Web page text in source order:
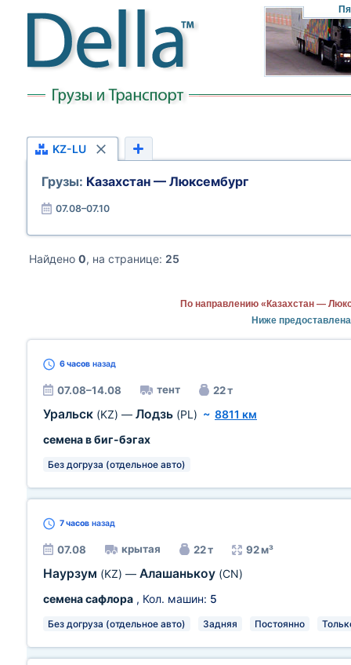
KZ-LU
Грузы: Казахстан — Люксембург
07.08–07.10
Найдено 0, на странице: 25
По направлению «Казахстан —
Ниже
6 часов назад
07.08–14.08 тент 22 т
Уральск (KZ) — Лодзь (PL) ~ 8811 км
семена в биг-бэгах
Без догруза (отдельное авто)
7 часов назад
07.08 крытая 22 т 92 м³
Наурзум (KZ) — Алашанькоу (CN)
семена сафлора , Кол. машин: 5
Без догруза (отдельное авто) Задняя Постоянно